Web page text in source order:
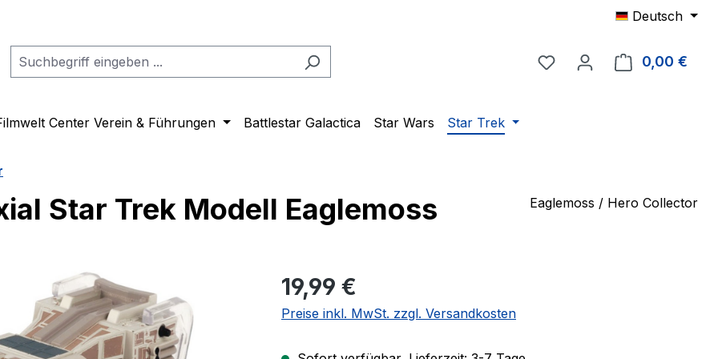
Deutsch
Du hast 0 Produkte auf
0,00 €
Center Verein & Führungen Battlestar Galactica Star Wars Star Trek
Star Trek Modell Eaglemoss Eaglemoss / Hero Collector
Regulärer Preis:
19,99 €
Preise inkl. MwSt. zzgl. Versandkosten